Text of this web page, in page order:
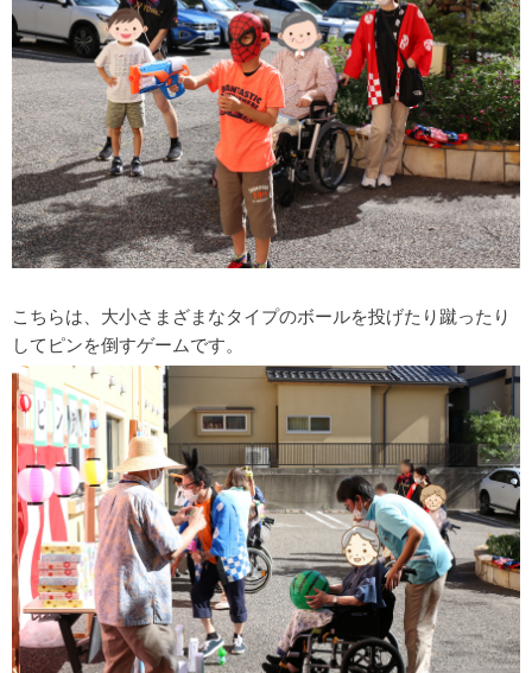
こちらは、大小さまざまなタイプのボールを投げたり蹴ったり
してピンを倒すゲームです。